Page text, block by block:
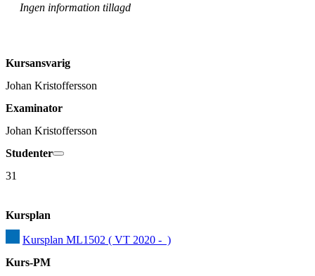
Ingen information tillagd
Kursansvarig
Johan Kristoffersson
Examinator
Johan Kristoffersson
Studenter
31
Kursplan
Kursplan ML1502 ( VT 2020 -  )
Kurs-PM